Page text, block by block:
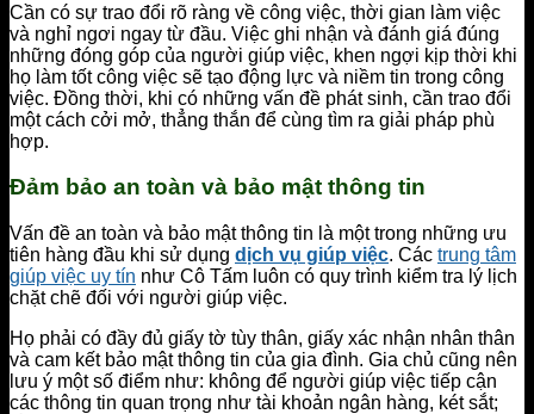
Cần có sự trao đổi rõ ràng về công việc, thời gian làm việc
và nghỉ ngơi ngay từ đầu. Việc ghi nhận và đánh giá đúng
những đóng góp của người giúp việc, khen ngợi kịp thời khi
họ làm tốt công việc sẽ tạo động lực và niềm tin trong công
việc. Đồng thời, khi có những vấn đề phát sinh, cần trao đổi
một cách cởi mở, thẳng thắn để cùng tìm ra giải pháp phù
hợp.
Đảm bảo an toàn và bảo mật thông tin
Vấn đề an toàn và bảo mật thông tin là một trong những ưu
tiên hàng đầu khi sử dụng dịch vụ giúp việc. Các trung tâm
giúp việc uy tín như Cô Tấm luôn có quy trình kiểm tra lý lịch
chặt chẽ đối với người giúp việc.
Họ phải có đầy đủ giấy tờ tùy thân, giấy xác nhận nhân thân
và cam kết bảo mật thông tin của gia đình. Gia chủ cũng nên
lưu ý một số điểm như: không để người giúp việc tiếp cận
các thông tin quan trọng như tài khoản ngân hàng, két sắt;